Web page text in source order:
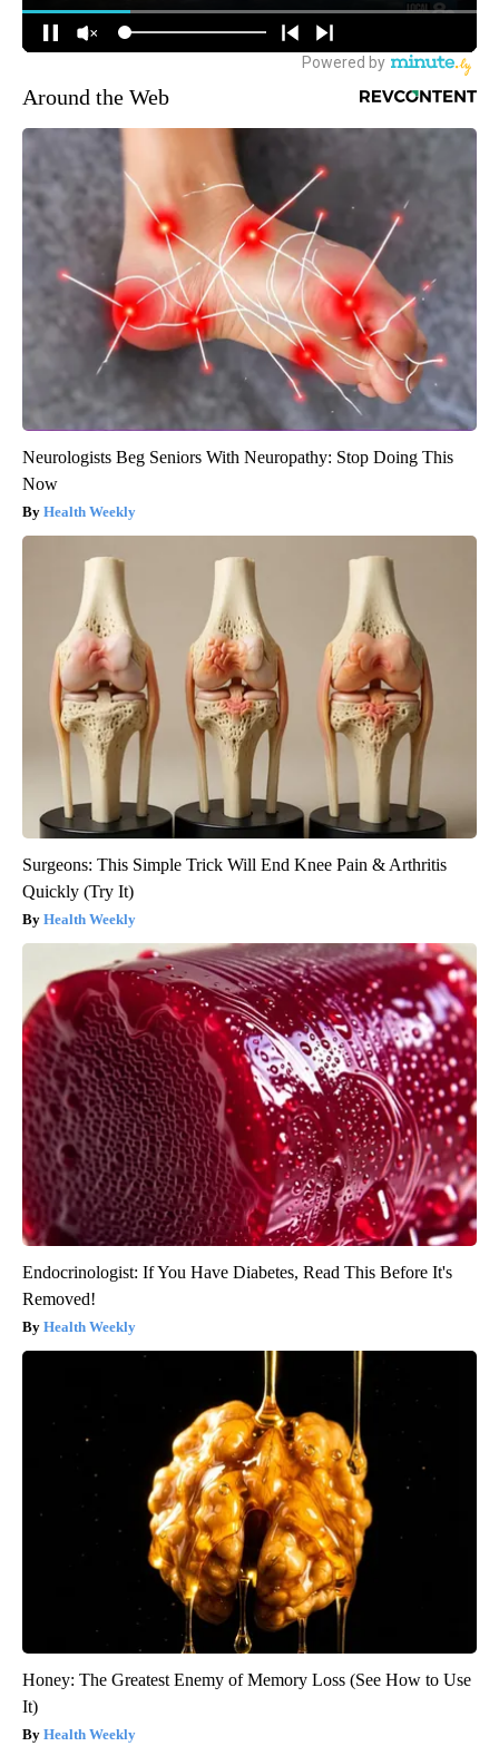
Around the Web
Neurologists Beg Seniors With Neuropathy: Stop Doing This
Now
Health Weekly
Surgeons: This Simple Trick Will End Knee Pain & Arthritis
Quickly (Try It)
Health Weekly
Endocrinologist: If You Have Diabetes, Read This Before It's
Removed!
Health Weekly
Honey: The Greatest Enemy of Memory Loss (See How to Use
It)
Health Weekly